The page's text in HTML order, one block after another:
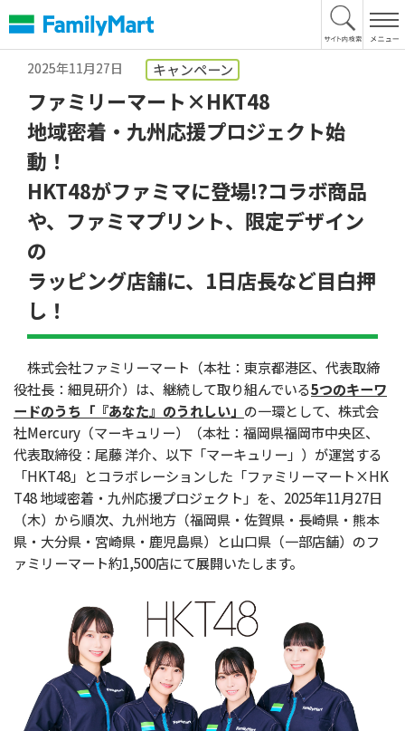
文
へ
2025年11月27日
キャンペーン
ファミリーマート×HKT48
地域密着・九州応援プロジェクト始
動！
HKT48がファミマに登場!?コラボ商品
や、ファミマプリント、限定デザイン
の
ラッピング店舗に、1日店長など目白押
し！
株式会社ファミリーマート（本社：東京都港区、代表取締
役社長：細見研介）は、継続して取り組んでいる5つのキーワ
ードのうち「『あなた』のうれしい」 の一環として、株式会
社Mercury（マーキュリー）（本社：福岡県福岡市中央区、
代表取締役：尾藤 洋介、以下「マーキュリー」）が運営する
「HKT48」とコラボレーションした「ファミリーマート×HK
T48 地域密着・九州応援プロジェクト」を、2025年11月27日
（木）から順次、九州地方（福岡県・佐賀県・長崎県・熊本
県・大分県・宮崎県・鹿児島県）と山口県（一部店舗）のフ
ァミリーマート約1,500店にて展開いたします。